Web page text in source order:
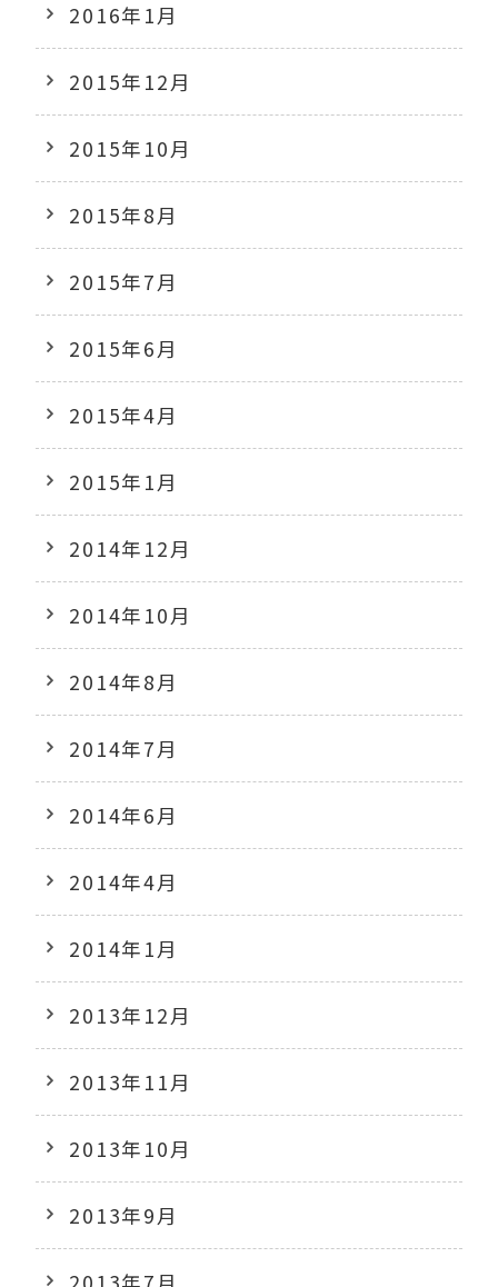
2016年1月
2015年12月
2015年10月
2015年8月
2015年7月
2015年6月
2015年4月
2015年1月
2014年12月
2014年10月
2014年8月
2014年7月
2014年6月
2014年4月
2014年1月
2013年12月
2013年11月
2013年10月
2013年9月